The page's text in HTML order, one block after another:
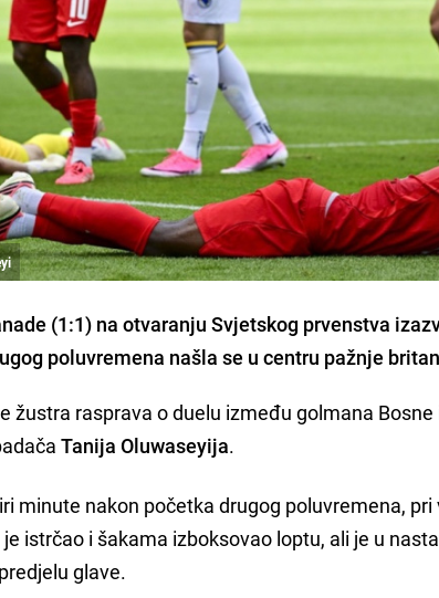
(1:1) na otvaranju Svjetskog prvenstva
poluvremena našla se u centru pažnje
žustra rasprava o duelu između golmana
Tanija Oluwaseyija.
minute nakon početka drugog poluvremena,
istrčao i šakama izboksovao loptu, ali je u
glave.